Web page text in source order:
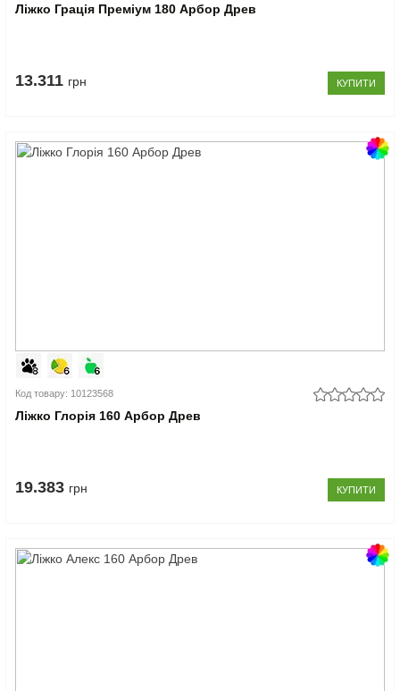
Ліжко Грація Преміум 180 Арбор Древ
13.311 грн КУПИТИ
Код товару: 10123568
Ліжко Глорія 160 Арбор Древ
19.383 грн КУПИТИ